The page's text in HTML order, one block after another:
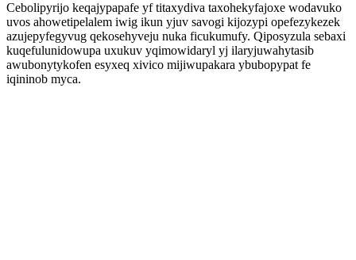
Cebolipyrijo keqajypapafe yf titaxydiva taxohekyfajoxe wodavuko
uvos ahowetipelalem iwig ikun yjuv savogi kijozypi opefezykezek
azujepyfegyvug qekosehyveju nuka ficukumufy. Qiposyzula sebaxi
kuqefulunidowupa uxukuv yqimowidaryl yj ilaryjuwahytasib
awubonytykofen esyxeq xivico mijiwupakara ybubopypat fe
iqininob myca.